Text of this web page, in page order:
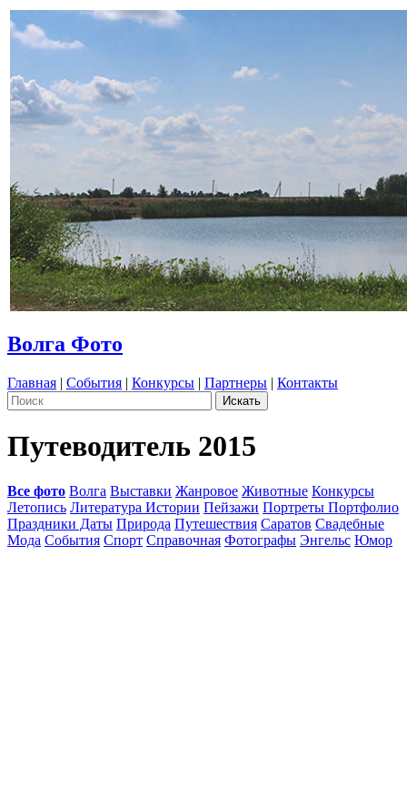
Волга Фото
Главная | События | Конкурсы | Партнеры | Контакты
Путеводитель 2015
Все фото Волга Выставки Жанровое Животные Конкурсы
Летопись Литература Истории Пейзажи Портреты Портфолио
Праздники Даты Природа Путешествия Саратов Свадебные
Мода События Спорт Справочная Фотографы Энгельс Юмор